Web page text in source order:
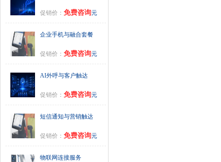
促销价： 免费咨询元
企业手机与融合套餐
促销价： 免费咨询元
AI外呼与客户触达
促销价： 免费咨询元
短信通知与营销触达
促销价： 免费咨询元
物联网连接服务